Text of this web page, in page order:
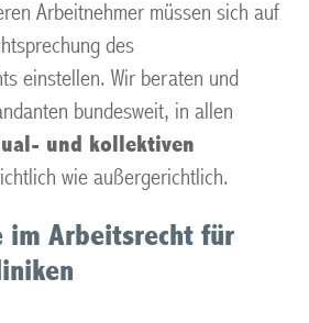
Arbeitnehmer müssen sich auf
des
einstellen. Wir beraten und
bundesweit, in allen
und kollektiven
wie außergerichtlich.
im Arbeitsrecht für